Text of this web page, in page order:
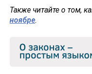
Также читайте о том,
ноябре.